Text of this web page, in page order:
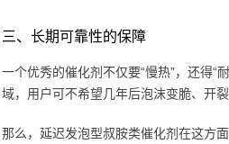
三、长期可靠性的保障
一个优秀的催化剂不仅要“慢热”，还得
域，用户可不希望几年后泡沫变脆、开裂
那么，延迟发泡型叔胺类催化剂在这方面